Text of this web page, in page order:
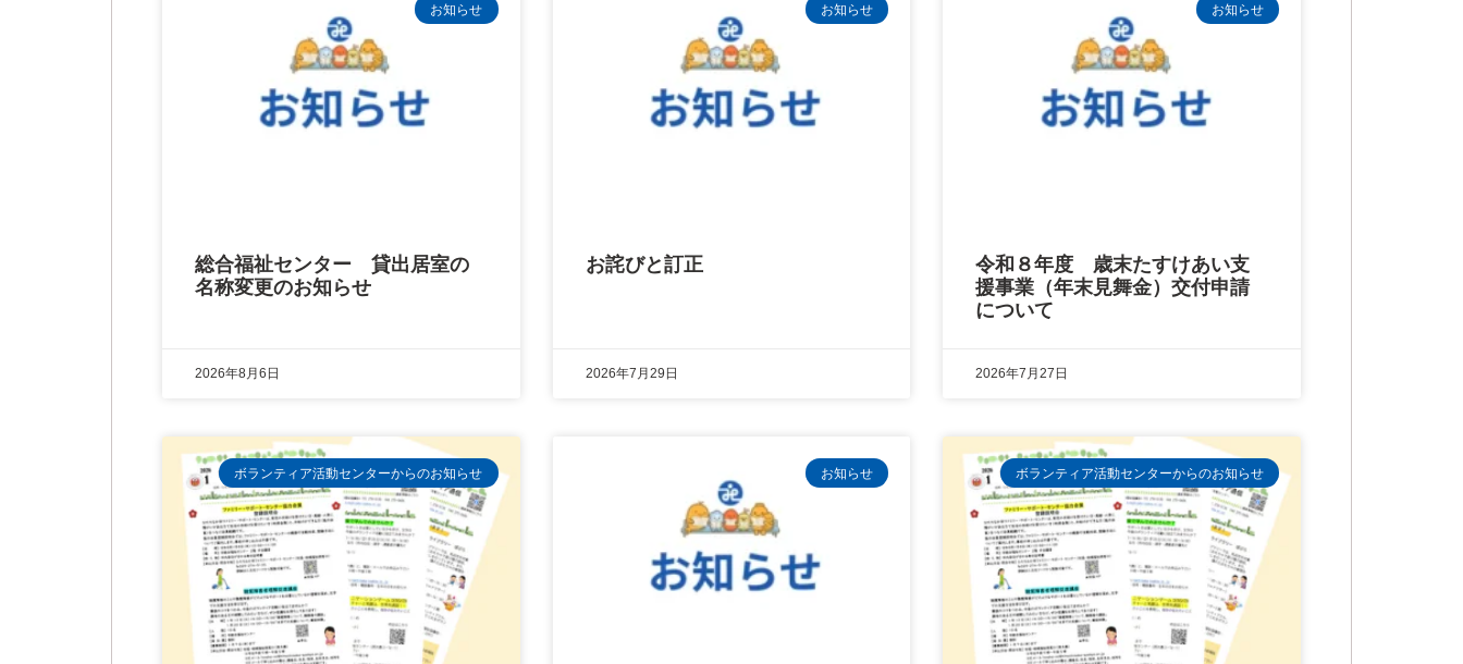
お知らせ
総合福祉センター 貸出居室の
名称変更のお知らせ
2026年8月6日
お知らせ
お詫びと訂正
2026年7月29日
お知らせ
令和８年度 歳末たすけあい支
援事業（年末見舞金）交付申請
について
2026年7月27日
ボランティア活動センターからのお知らせ お知らせ ボランティア活動センターからのお知らせ